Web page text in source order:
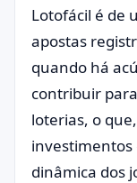
Lotofácil é de
apostas
quando há
contribuir
loterias, o
investimentos
dinâmica dos